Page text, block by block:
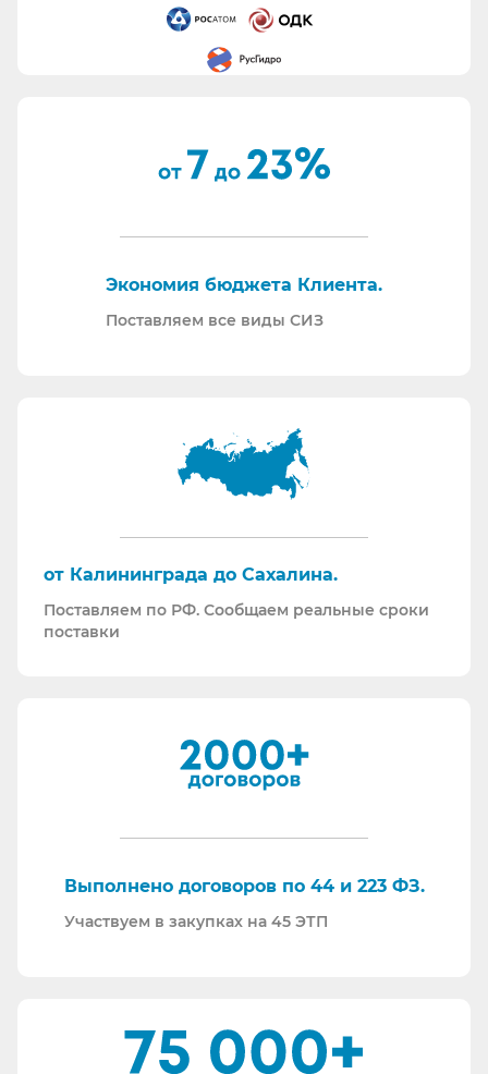
Все предлагаемые СИЗ будут соответствовать
Вашему техническому заданию.
Вся продукция соответствует ТР ТС 019/11.
По запросу - подготавливаем тех. задания на
производственных испытаний.
Проводим на предприятиях практические и
Поставляем российскую продукцию для
возмещений по ФСС (Минпромторг).
Поставляем СИЗ по системе маркировки
“Честный Знак”
Работаем преимущественно по ЭДО (“СБИС
как УПД так и накладные со счет-фактурами.
И, наверное, самое главное - мы всегда на связи.
По любому вопросу - звоните, пишите - всегда
Торговые площадки, на которых участвуем в
Экономия бюджета Клиента.
Поставляем все виды СИЗ
от Калининграда до Сахалина.
Поставляем по РФ. Сообщаем реальные сроки
поставки
Выполнено договоров по 44 и 223 ФЗ.
Участвуем в закупках на 45 ЭТП